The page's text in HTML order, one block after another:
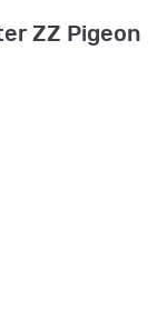
ZZ Pigeon